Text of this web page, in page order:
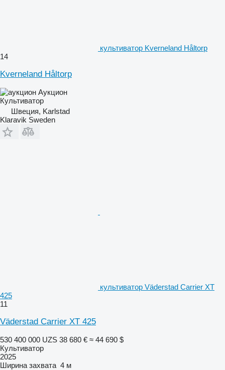
культиватор Kverneland Håltorp
14
Kverneland Håltorp
Аукцион
Культиватор
Швеция, Karlstad
Klaravik Sweden
культиватор Väderstad Carrier XT
425
11
Väderstad Carrier XT 425
530 400 000 UZS 38 680 € ≈ 44 690 $
Культиватор
2025
Ширина захвата 4 м